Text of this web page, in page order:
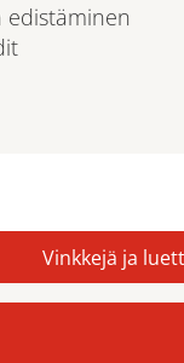
edistäminen
Vinkkejä ja